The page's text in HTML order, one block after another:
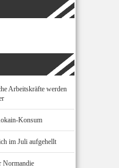
Arbeitskräfte werden
Konsum
im Juli aufgehellt
Normandie